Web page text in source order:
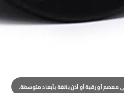
معصم أو رقبة أو أذن بالغة بأبعاد متوسطة.